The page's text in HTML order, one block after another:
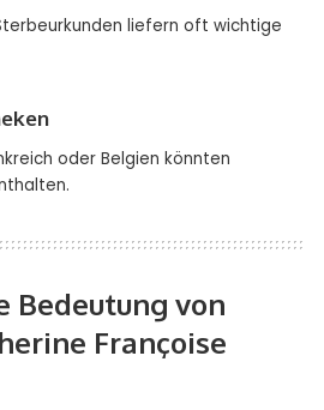
liefern oft wichtige
oder Belgien könnten
Bedeutung von
Françoise